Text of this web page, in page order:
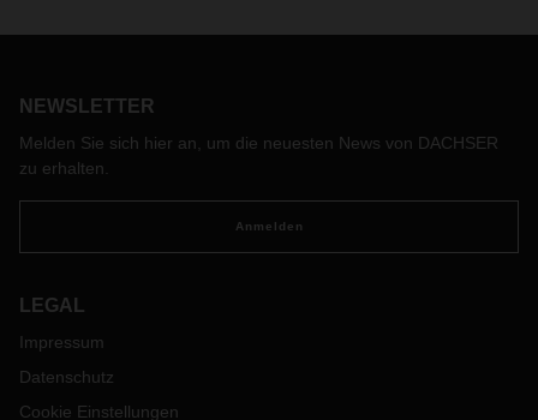
den technischen Fortschritt.
NEWSLETTER
Melden Sie sich hier an, um die neuesten News von DACHSER
zu erhalten.
Anmelden
LEGAL
Impressum
Datenschutz
Cookie Einstellungen